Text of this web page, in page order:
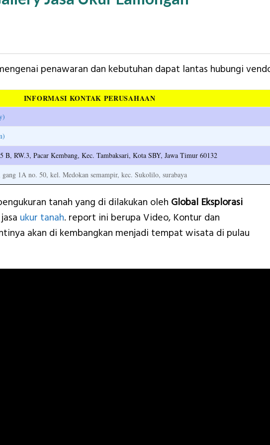
penawaran dan kebutuhan dapat lantas hubungi
INFORMASI KONTAK PERUSAHAAN
RW.3, Pacar Kembang, Kec. Tambaksari, Kota SBY, Jawa Timur 60132
gang 1A no. 50, kel. Medokan semampir, kec. Sukolilo, surabaya
tanah yang di dilakukan oleh Global Eksplorasi
ukur tanah. report ini berupa Video, Kontur dan
akan di kembangkan menjadi tempat wisata di pulau